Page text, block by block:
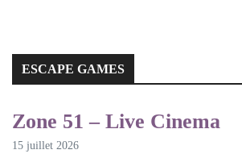
ESCAPE GAMES
ESCAPE GAMES
Zone 51 – Live Cinema
15 juillet 2026